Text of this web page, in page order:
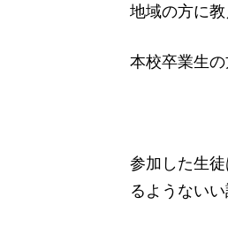
地域の方に
本校卒業生
参加した生
るようない